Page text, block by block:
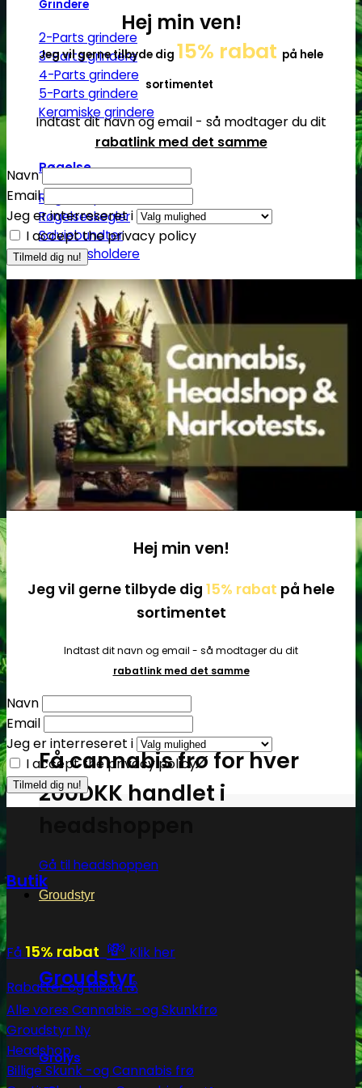
Grindere
2-Parts grindere
3-Parts grindere
4-Parts grindere
5-Parts grindere
Keramiske grindere
Røgelse
Røgelsespinde
Røgelseskegler
Salviebundter
Røgelsesholdere
Rengøring
Lugt- og duftfjernere
Glasrens
Børster
Tilbehør
Få cannabis frø for hver
200DKK handlet i
Gå til headshoppen
Groudstyr
Groudstyr
Grolys
Hej min ven!
Jeg vil gerne tilbyde dig 15% rabat på hele
sortimentet
Indtast dit navn og email - så modtager du dit
rabatlink med det samme
Navn
Email
Jeg er interreseret i
I accept the privacy policy
Hej min ven!
Jeg vil gerne tilbyde dig 15% rabat på hele
sortimentet
Indtast dit navn og email - så modtager du dit
rabatlink med det samme
Navn
Email
Jeg er interreseret i
I accept the privacy policy
Butik
Få 15% rabat 💸 Klik her
Rabatter og tilbud 💰
Alle vores Cannabis -og Skunkfrø
Groudstyr
Headshop
Billige Skunk -og Cannabis frø